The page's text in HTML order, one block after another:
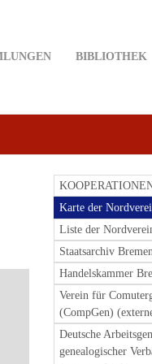
BIBLIOTHEK
Karte der
Liste der
Staatsarchiv
Handelskammer
Verein für
(CompGen)
Deutsche
genealogischer